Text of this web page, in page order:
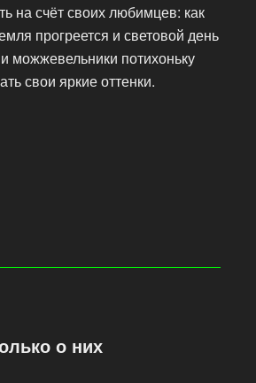
на счёт своих любимцев: как
прогреется и световой день
можжевельники потихоньку
свои яркие оттенки.
о них